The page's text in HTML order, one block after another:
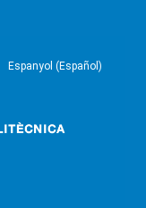
Espanyol (Español)